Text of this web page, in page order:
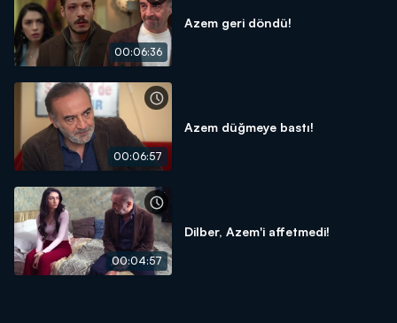
00:06:36
Azem geri döndü!
00:06:57
Azem düğmeye bastı!
00:04:57
Dilber, Azem'i affetmedi!